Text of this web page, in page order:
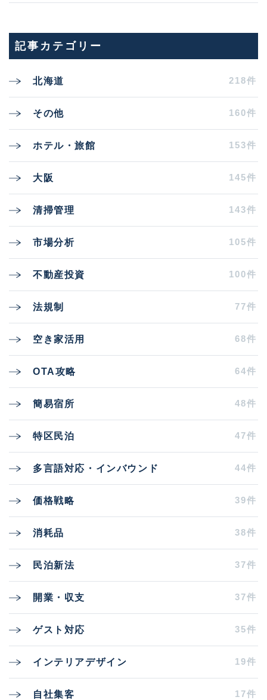
記事カテゴリー
北海道 218件
その他 160件
ホテル・旅館 153件
大阪 145件
清掃管理 143件
市場分析 105件
不動産投資 100件
法規制 77件
空き家活用 68件
OTA攻略 64件
簡易宿所 48件
特区民泊 47件
多言語対応・インバウンド 44件
価格戦略 39件
消耗品 38件
民泊新法 37件
開業・収支 37件
ゲスト対応 35件
インテリアデザイン 19件
自社集客 17件